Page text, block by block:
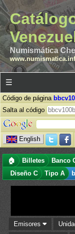
Numismática
☰
Código de página
Salta al código
English
🏠 Billetes Banco
Diseño C
Tipo A
Emisores